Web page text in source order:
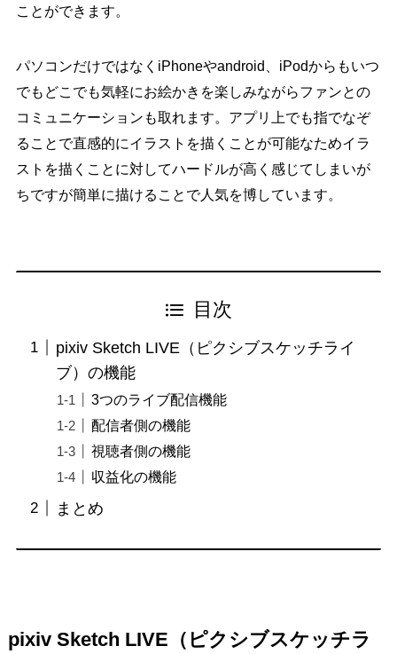
ことができます。
パソコンだけではなくiPhoneやandroid、iPodからもいつ
でもどこでも気軽にお絵かきを楽しみながらファンとの
コミュニケーションも取れます。アプリ上でも指でなぞ
ることで直感的にイラストを描くことが可能なためイラ
ストを描くことに対してハードルが高く感じてしまいが
ちですが簡単に描けることで人気を博しています。
目次
pixiv Sketch LIVE（ピクシブスケッチライ
ブ）の機能
3つのライブ配信機能
配信者側の機能
視聴者側の機能
収益化の機能
まとめ
pixiv Sketch LIVE（ピクシブスケッチラ